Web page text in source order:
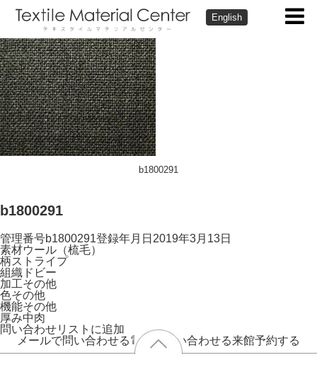
English
b1800291
b1800291
管理番号b1800291登録年月日 2019年3月13日
素材ウール（梳毛）
柄ストライプ
組織 ドビー
加工その他
色その他
機能その他
厚み中肉
問い合わせリストに追加
メールで問い合わせる電話で問い合わせる来館予約する